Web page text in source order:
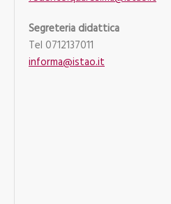
Segreteria didattica
Tel 0712137011
informa@istao.it